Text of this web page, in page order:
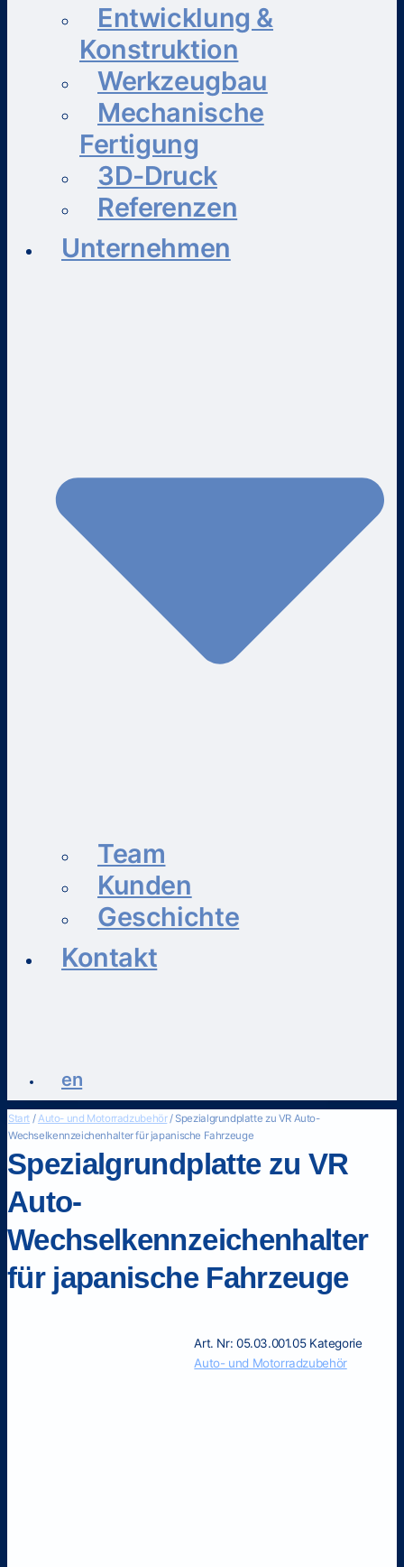
Entwicklung &
Konstruktion
Werkzeugbau
Mechanische
Fertigung
3D-Druck
Referenzen
Unternehmen
Team
Kunden
Geschichte
Kontakt
en
Start / Auto- und Motorradzubehör/ Spezialgrundplatte zu VR Auto-
Wechselkennzeichenhalter für japanische Fahrzeuge
Spezialgrundplatte zu VR
Auto-
Wechselkennzeichenhalter
für japanische Fahrzeuge
Art. Nr: 05.03.001.05 Kategorie
Auto- und Motorradzubehör